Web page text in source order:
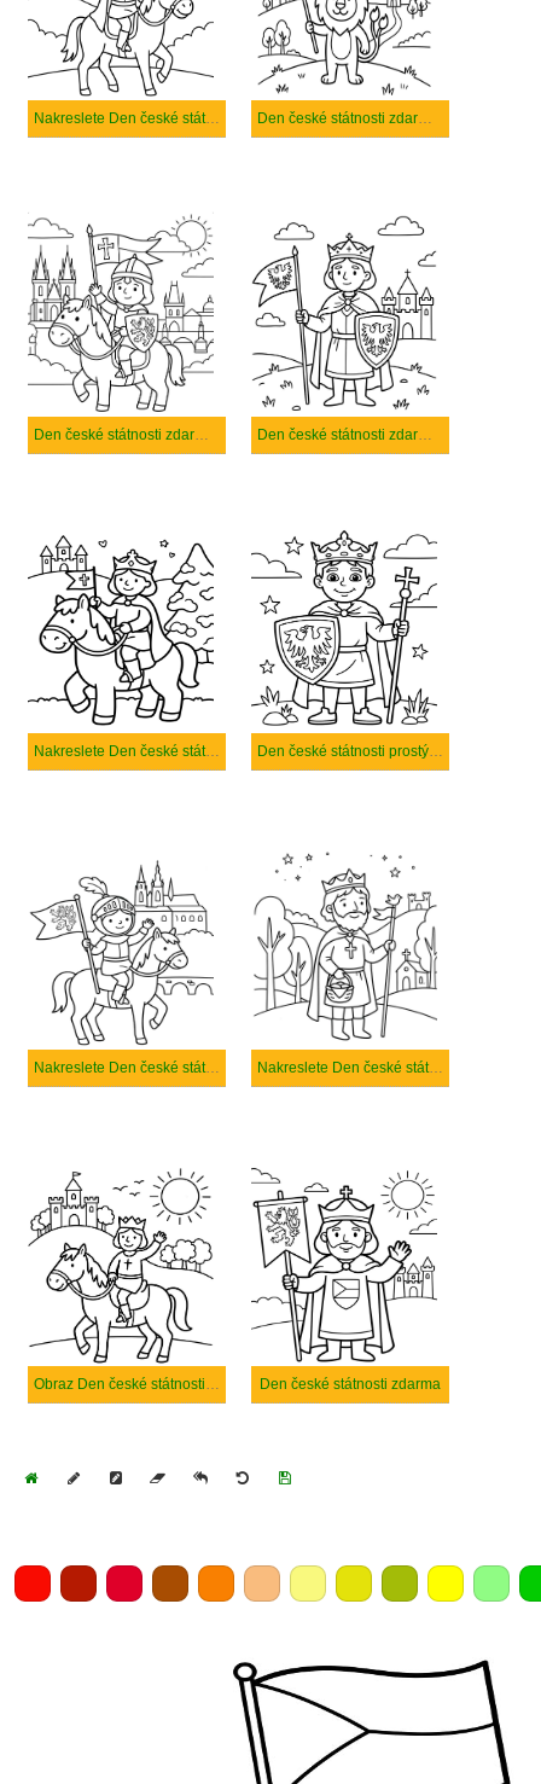
Nakreslete Den české státnosti prostý tisknutelné
Nakreslete Den české státnosti snadný tisknutelné
Nakreslete Den české státnosti zdarma základní Nakreslete Den české státnosti zdarma prostý tisknutelné
Den české státnosti zdarma